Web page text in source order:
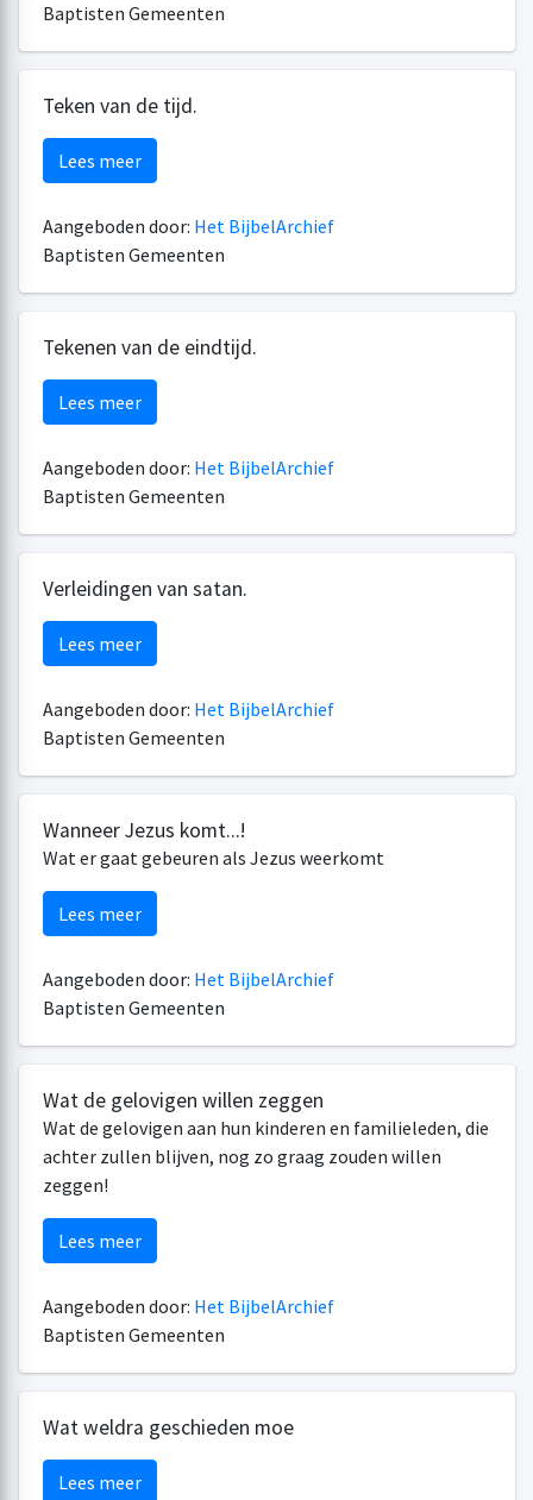
Baptisten Gemeenten
Teken van de tijd.
Lees meer
Aangeboden door: Het BijbelArchief
Baptisten Gemeenten
Tekenen van de eindtijd.
Lees meer
Aangeboden door: Het BijbelArchief
Baptisten Gemeenten
Verleidingen van satan.
Lees meer
Aangeboden door: Het BijbelArchief
Baptisten Gemeenten
Wanneer Jezus komt...!
Wat er gaat gebeuren als Jezus weerkomt
Lees meer
Aangeboden door: Het BijbelArchief
Baptisten Gemeenten
Wat de gelovigen willen zeggen
Wat de gelovigen aan hun kinderen en familieleden, die
achter zullen blijven, nog zo graag zouden willen
zeggen!
Lees meer
Aangeboden door: Het BijbelArchief
Baptisten Gemeenten
Wat weldra geschieden moe
Lees meer